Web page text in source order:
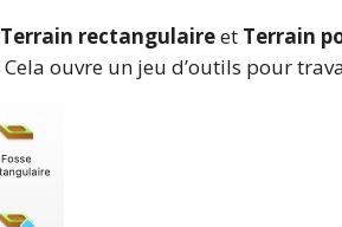
Terrain rectangulaireet Terrain
ouvre un jeu d’outils pour